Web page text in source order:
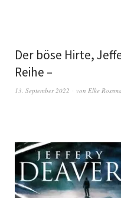
Der böse Hirte,
Reihe –
13. September 2022 von Elke